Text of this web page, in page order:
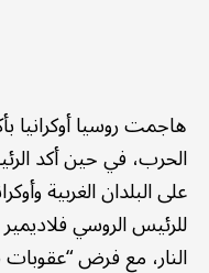
هاجمت روسيا
الحرب، في حين أكد
على البلدان الغربية
للرئيس الروسي
النار، مع فرض